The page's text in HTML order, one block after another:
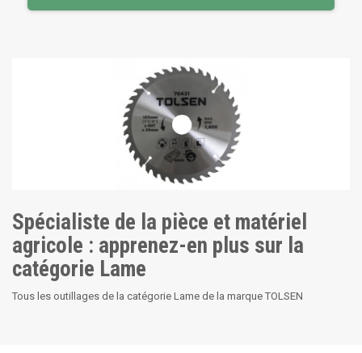
Spécialiste de la pièce et matériel
agricole : apprenez-en plus sur la
catégorie Lame
Tous les outillages de la catégorie Lame de la marque TOLSEN